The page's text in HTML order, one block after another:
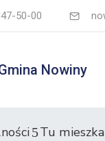
50-00
Nowiny
Tu